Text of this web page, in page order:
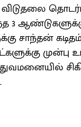
3
சாந்தன் கடிதம்
முன்பு